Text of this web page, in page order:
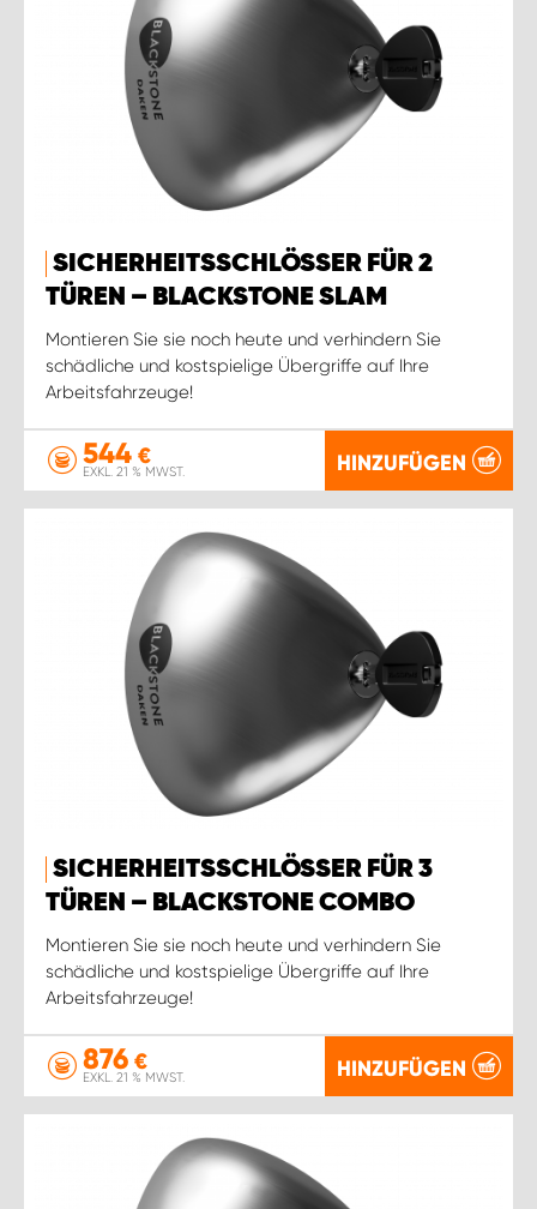
SICHERHEITSSCHLÖSSER FÜR 2
TÜREN – BLACKSTONE SLAM
Montieren Sie sie noch heute und verhindern Sie
schädliche und kostspielige Übergriffe auf Ihre
Arbeitsfahrzeuge!
544 €
EXKL. 21 % MWST. HINZUFÜGEN
SICHERHEITSSCHLÖSSER FÜR 3
TÜREN – BLACKSTONE COMBO
Montieren Sie sie noch heute und verhindern Sie
schädliche und kostspielige Übergriffe auf Ihre
Arbeitsfahrzeuge!
876 €
EXKL. 21 % MWST. HINZUFÜGEN